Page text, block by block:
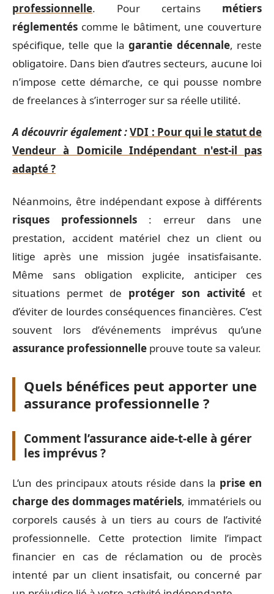
professionnelle. Pour certains métiers
réglementés comme le bâtiment, une couverture
spécifique, telle que lagarantie décennale, reste
obligatoire. Dans bien d’autres secteurs, aucune loi
n’impose cette démarche, ce qui pousse nombre
de freelances à s’interroger sur sa réelle utilité.
A découvrir également :VDI : Pour qui le statut de
Vendeur à Domicile Indépendant n'est-il pas
adapté ?
Néanmoins, être indépendant expose à différents
risques professionnels : erreur dans une
prestation, accident matériel chez un client ou
litige après une mission jugée insatisfaisante.
Même sans obligation explicite, anticiper ces
situations permet de protéger son activité et
d’éviter de lourdes conséquences financières. C’est
souvent lors d’événements imprévus qu’une
assurance professionnelle prouve toute sa valeur.
Quels bénéfices peut apporter une
assurance professionnelle ?
Comment l’assurance aide-t-elle à gérer
les imprévus ?
L’un des principaux atouts réside dans la prise en
charge des dommages matériels, immatériels ou
corporels causés à un tiers au cours de l’activité
professionnelle. Cette protection limite l’impact
financier en cas de réclamation ou de procès
intenté par un client insatisfait, ou concerné par